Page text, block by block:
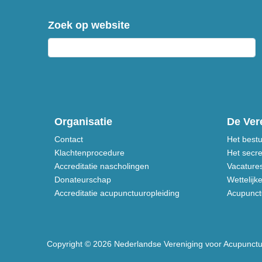
Zoek op website
Organisatie
Contact
Klachtenprocedure
Accreditatie nascholingen
Donateurschap
Accreditatie acupunctuuropleiding
De
Het
Het
Copyright © 2026 Nederlandse Vereniging voor